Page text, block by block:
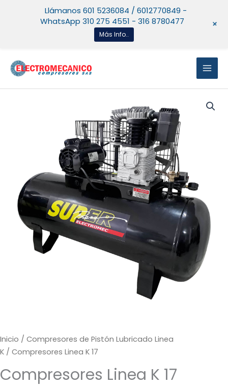
Inicio / Compresores de Pistón Lubricado Linea
K / Compresores Linea K 17
Compresores Linea K 17
Llámanos 601 5236084 / 6012770849 -
WhatsApp 310 275 4551 - 316 8780477
Más Info..
+